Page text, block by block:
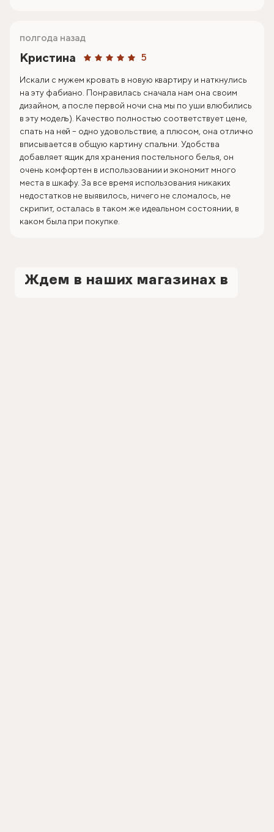
Кристина 5
полгода назад
Искали с мужем кровать в новую квартиру и наткнулись
на эту фабиано. Понравилась сначала нам она своим
дизайном, а после первой ночи сна мы по уши влюбились
в эту модель). Качество полностью соответствует цене,
спать на ней – одно удовольствие, а плюсом, она отлично
вписывается в общую картину спальни. Удобства
добавляет ящик для хранения постельного белья, он
очень комфортен в использовании и экономит много
места в шкафу. За все время использования никаких
недостатков не выявилось, ничего не сломалось, не
скрипит, осталась в таком же идеальном состоянии, в
каком была при покупке.
Ждем в наших магазинах в